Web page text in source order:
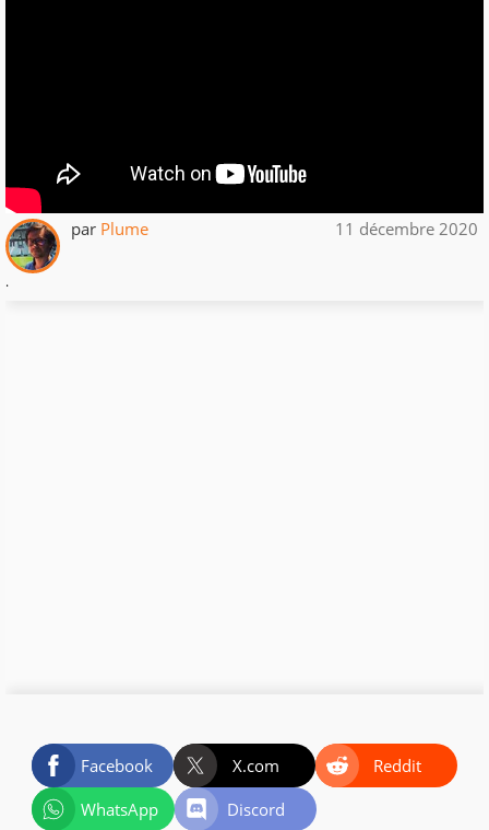
par Plume 11 décembre 2020
.
Facebook X.com
Reddit
WhatsApp
Discord